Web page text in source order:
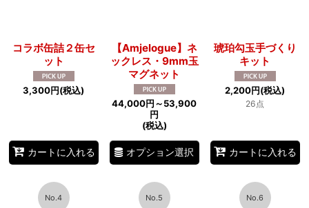
コラボ缶詰２缶セ
ット
3,300円(税込)
カートに入れる
【Amjelogue】ネ
ックレス・9mm玉
マグネット
44,000円～53,900
円
(税込)
オプション選択
琥珀勾玉手づくり
キット
2,200円(税込)
26点
カートに入れる
No.4 No.5 No.6